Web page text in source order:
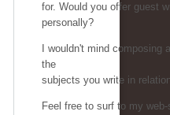
for. Would you offer guest
personally?
I wouldn't mind
the
subjects you write in
Feel free to surf to my